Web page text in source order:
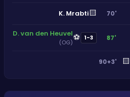
K. Mrabti🟨 70'
D. van den Heuvel
(OG)⚽ 1-3 87'
90+3' 🟨